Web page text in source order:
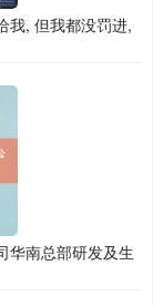
我, 但我都没罚进,
华南总部研发及生